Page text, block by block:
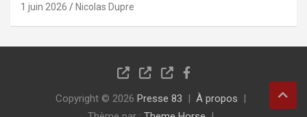
1 juin 2026 Nicolas Dupre
Copyright © 2026 Presse 83
À propos